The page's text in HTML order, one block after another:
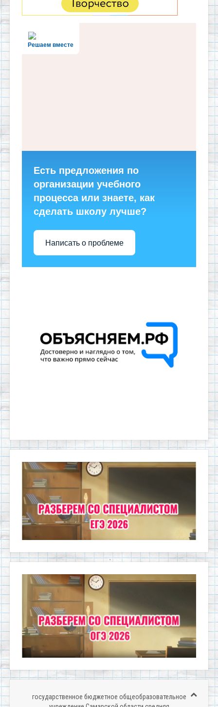
Решаем вместе
Есть предложения по
организации учебного
процесса или знаете, как
сделать школу лучше?
Написать о проблеме
государственное бюджетное общеобразовательное